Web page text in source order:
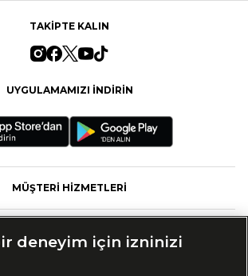
TAKİPTE KALIN
UYGULAMAMIZI İNDİRİN
MÜŞTERİ HİZMETLERİ
deneyim için izninizi